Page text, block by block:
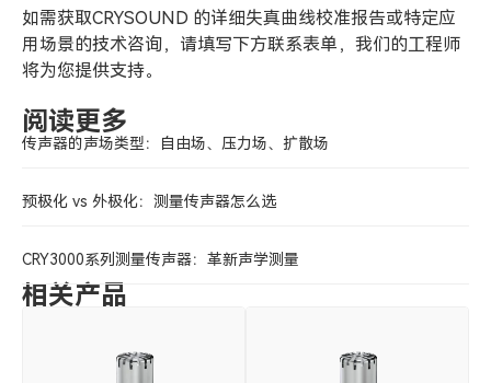
如需获取CRYSOUND 的详细失真曲线校准报告或特定应
用场景的技术咨询，请填写下方联系表单，我们的工程师
将为您提供支持。
阅读更多
传声器的声场类型：自由场、压力场、扩散场
预极化 vs 外极化：测量传声器怎么选
CRY3000系列测量传声器：革新声学测量
相关产品